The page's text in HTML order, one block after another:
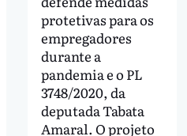
protetivas para os
empregadores
durante a
pandemia e o PL
3748/2020, da
deputada Tabata
Amaral. O projeto